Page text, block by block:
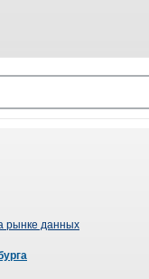
рынке данных